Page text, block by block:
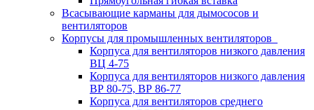
Всасывающие карманы для дымососов и
вентиляторов
Корпусы для промышленных вентиляторов
Корпуса для вентиляторов низкого давления
ВЦ 4-75
Корпуса для вентиляторов низкого давления
ВР 80-75, ВР 86-77
Корпуса для вентиляторов среднего